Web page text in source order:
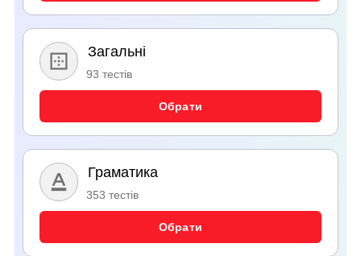
Загальні
93 тестів
Обрати
Граматика
353 тестів
Обрати